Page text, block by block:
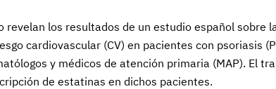
revelan los resultados de un estudio español sobre
cardiovascular (CV) en pacientes con psoriasis
y médicos de atención primaria (MAP). El
de estatinas en dichos pacientes.